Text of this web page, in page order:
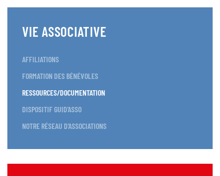
VIE ASSOCIATIVE
AFFILIATIONS
FORMATION DES BÉNÉVOLES
RESSOURCES/DOCUMENTATION
DISPOSITIF GUID'ASSO
NOTRE RÉSEAU D'ASSOCIATIONS